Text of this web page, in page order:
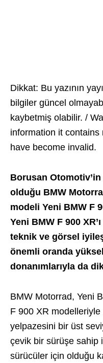
Dikkat: Bu yazının
bilgiler güncel
kaybetmiş olabilir. /
information it
have become invalid.
Borusan
olduğu BMW
modeli Yeni BMW F
Yeni BMW F 900
teknik ve görsel
önemli oranda
donanımlarıyla da
BMW Motorrad, Yeni
F 900 XR
yelpazesini bir üst
çevik bir sürüşe sahip
sürücüler için olduğu